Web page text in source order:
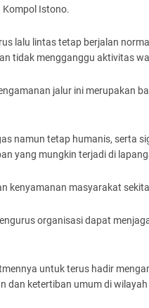
Kompol Istono.
lalu lintas tetap berjalan
tidak mengganggu aktivitas
jalur ini merupakan
namun tetap humanis, serta
yang mungkin terjadi di
kenyamanan masyarakat
organisasi dapat
untuk terus hadir
dan ketertiban umum di wilayah